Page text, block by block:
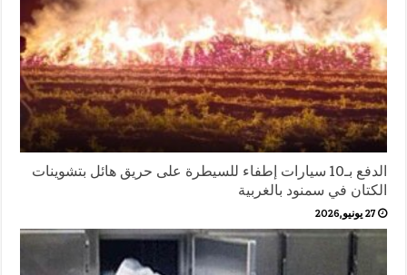
الدفع بـ10 سيارات إطفاء للسيطرة على حريق هائل بتشوينات
الكتان في سمنود بالغربية
27 يونيو,2026